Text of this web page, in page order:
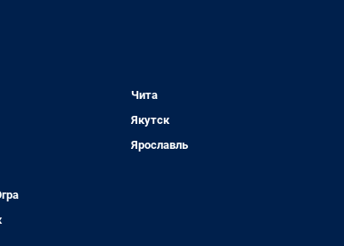
Чита
Якутск
Ярославль